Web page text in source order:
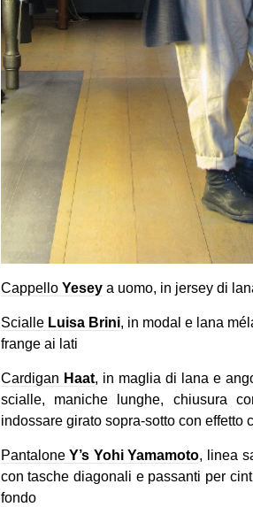
Cappello Yesey a uomo, in jersey di
Scialle Luisa Brini, in modal e lana
frange ai lati
Cardigan Haat, in maglia di lana e
scialle, maniche lunghe, chiusura
indossare girato sopra-sotto con effetto
PantaloneY’s Yohi Yamamoto, linea
con tasche diagonali e passanti per
fondo